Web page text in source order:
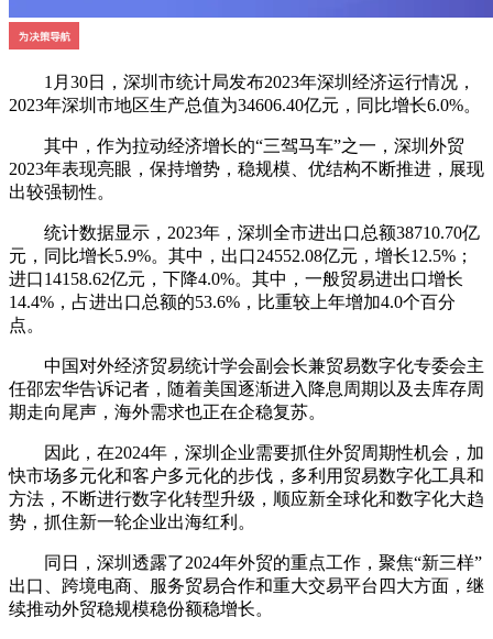
1月30日，深圳市统计局发布2023年深圳经济运行情况，
2023年深圳市地区生产总值为34606.40亿元，同比增长6.0%。
其中，作为拉动经济增长的“三驾马车”之一，深圳外贸
2023年表现亮眼，保持增势，稳规模、优结构不断推进，展现
出较强韧性。
统计数据显示，2023年，深圳全市进出口总额38710.70亿
元，同比增长5.9%。其中，出口24552.08亿元，增长12.5%；
进口14158.62亿元，下降4.0%。其中，一般贸易进出口增长
14.4%，占进出口总额的53.6%，比重较上年增加4.0个百分
点。
中国对外经济贸易统计学会副会长兼贸易数字化专委会主
任邵宏华告诉记者，随着美国逐渐进入降息周期以及去库存周
期走向尾声，海外需求也正在企稳复苏。
因此，在2024年，深圳企业需要抓住外贸周期性机会，加
快市场多元化和客户多元化的步伐，多利用贸易数字化工具和
方法，不断进行数字化转型升级，顺应新全球化和数字化大趋
势，抓住新一轮企业出海红利。
同日，深圳透露了2024年外贸的重点工作，聚焦“新三样”
出口、跨境电商、服务贸易合作和重大交易平台四大方面，继
续推动外贸稳规模稳份额稳增长。